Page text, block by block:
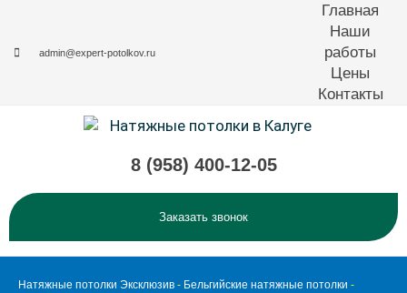
содержимому
Главная
Наши
работы
Цены
Контакты
admin@expert-potolkov.ru
8 (958) 400-12-05
Заказать звонок
Натяжные потолки Эксклюзив - Бельгийские натяжные потолки -